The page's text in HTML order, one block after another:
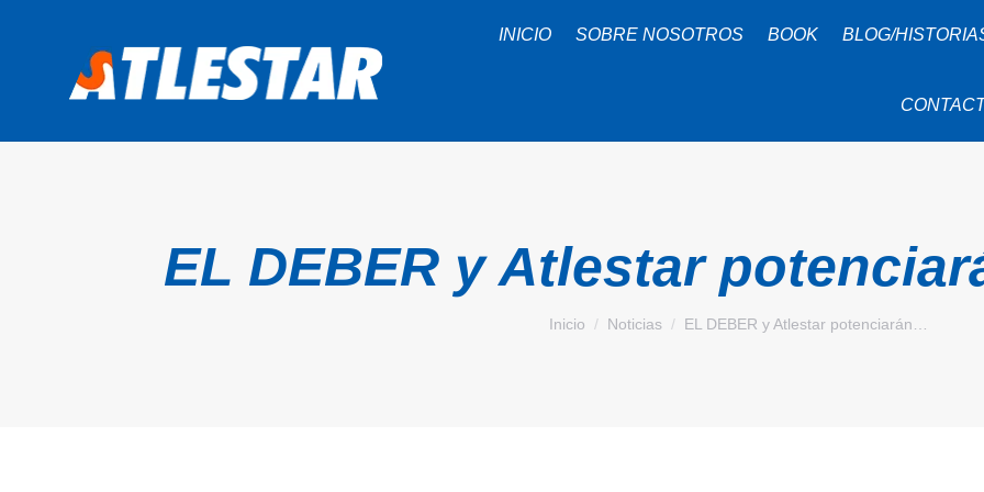
INICIO SOBRE NOSOTROS BOOK BLOG/
EL DEBER y Atlestar
Estás aquí:
Inicio Noticias EL DEBER y Atlestar potenciarán…